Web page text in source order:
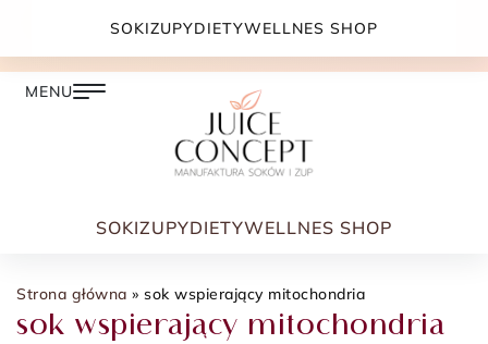
DARMOWA DOSTAWA PRZY ZAMÓWIENIU JUŻ OD
SOKIZUPYDIETYWELLNES SHOP
Strona główna » sok wspierający mitochondria
sok wspierający mitochondria
SOKIZUPYDIETYWELLNES SHOP